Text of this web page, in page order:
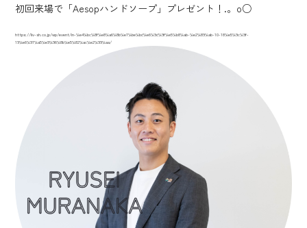
初回来場で「Aesopハンドソープ」プレゼント！.。o○
https://liv-sh.co.jp/wp/event/in-%e4%bc%8f%e8%a6%8b%e7%be%bd%e6%9d%9f%e5%b8%ab-%e2%89%ab-10-18%e5%9c%9f-
19%e6%97%a5%e9%96%8b%e5%82%ac%e2%99%aa/